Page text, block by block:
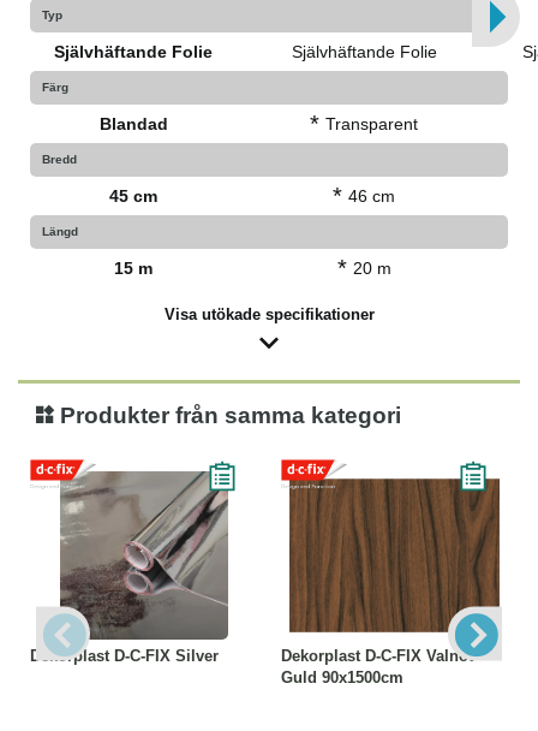
Typ
Självhäftande Folie Självhäftande Folie
Färg
Blandad * Transparent
Bredd
45 cm * 46 cm
Längd
15 m * 20 m
Visa utökade specifikationer
Produkter från samma kategori
Dekorplast D-C-FIX Silver
Dekorplast D-C-FIX Valnöt
Guld 90x1500cm